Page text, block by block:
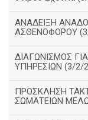
ΑΝΑΔΕΙΞΗ
ΑΣΘΕΝΟΦΟΡΟΥ
ΔΙΑΓΩΝΙΣΜΟΣ
ΥΠΗΡΕΣΙΩΝ (3/2/
ΠΡΟΣΚΛΗΣΗ
ΣΩΜΑΤΕΙΩΝ